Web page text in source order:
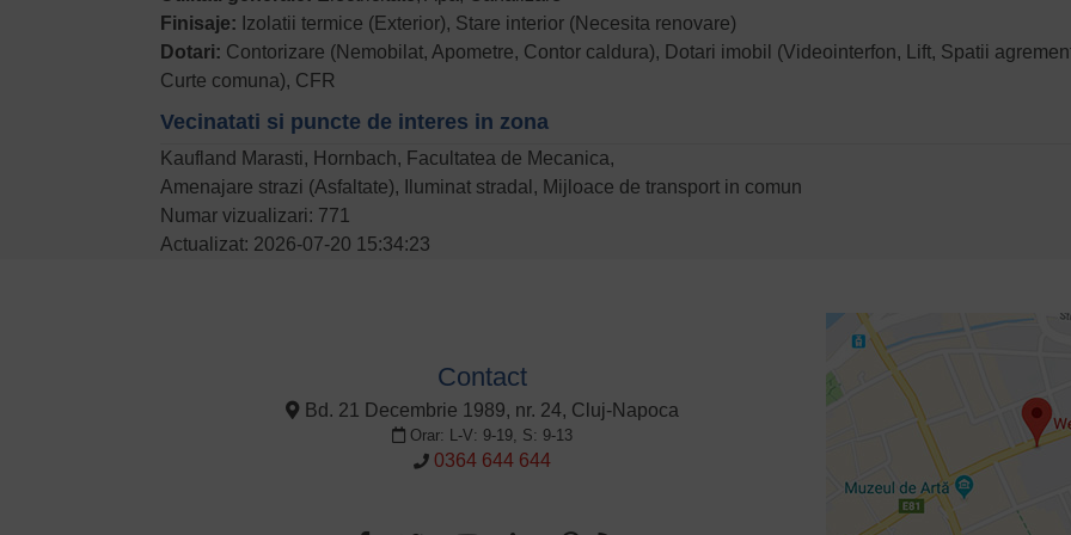
Finisaje: Izolatii termice (Exterior), Stare interior (Necesita renovare)
Dotari: Contorizare (Nemobilat, Apometre, Contor caldura), Dotari imobil (Videointerfon, Lift, Spatii
Curte comuna), CFR
Vecinatati si puncte de interes in zona
Kaufland Marasti, Hornbach, Facultatea de Mecanica,
Amenajare strazi (Asfaltate), Iluminat stradal, Mijloace de transport in comun
Numar vizualizari: 771
Actualizat: 2026-07-20 15:34:23
Contact
Bd. 21 Decembrie 1989, nr. 24, Cluj-Napoca
Orar: L-V: 9-19, S: 9-13
0364 644 644